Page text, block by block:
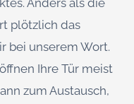
plötzlich das
bei unserem Wort.
Ihre Tür meist
zum Austausch,